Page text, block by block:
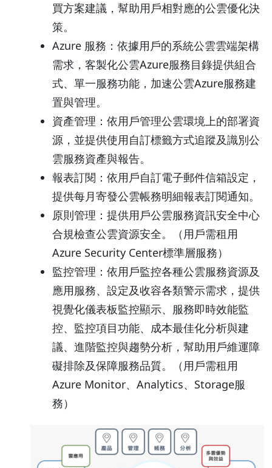
買方案建議，幫助用戶相對應的公雲優化決
策。
Azure 服務：依據用戶的系統公雲雲端架構
需求，客製化公雲Azure服務目錄提供組合
式、單一服務功能，加速公雲Azure服務建
置與管理。
資產管理：依用戶管理公雲環境上的部署資
源，並提供使用自訂標籤方式追蹤及識別公
雲服務資產與報告。
報表訂閱：依用戶自訂電子郵件信箱設定，
提供每月寄發公雲帳務明細報表訂閱通知。
原則管理：提供用戶公雲服務資訊安全中心
合規檢查公雲資源安全。（用戶需租用
Azure Security Center標準層服務）
監控管理：依用戶監控各種公雲服務資源及
應用服務、設定及收容各類警示需求，提供
視覺化儀表板監控顯示、服務即時效能監
控、監控項目功能、成本最佳化分析與建
議、進階監控與趨勢分析，幫助用戶維運障
礙排除及保障服務品質。（用戶需租用
Azure Monitor、Analytics、Storage服
務）